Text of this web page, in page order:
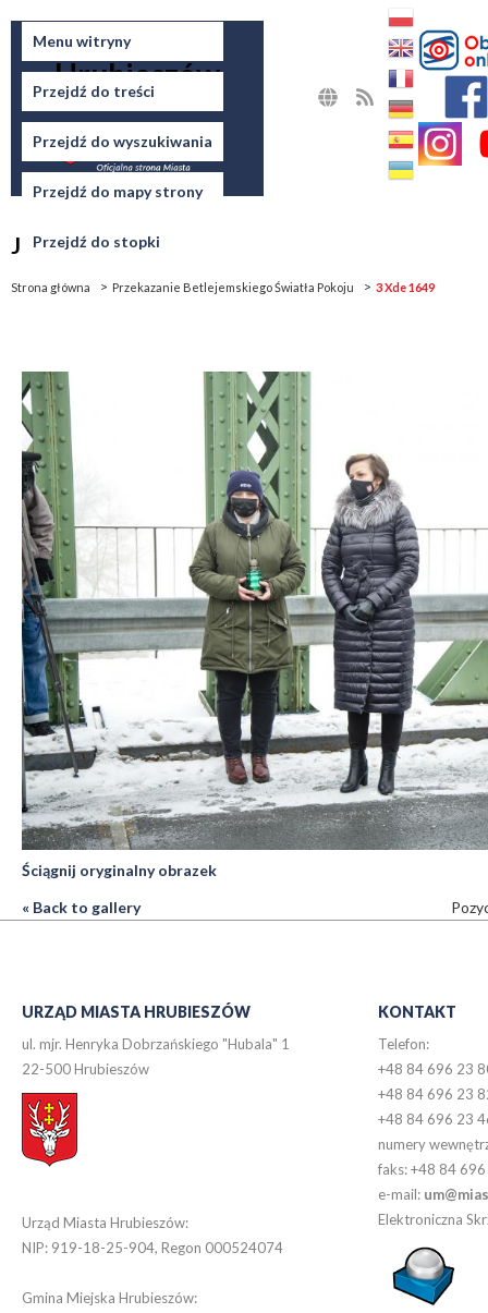
Menu witryny
Przejdź do treści
Przejdź do wyszukiwania
Przejdź do mapy strony
Przejdź do stopki
Miasto
Hrubieszów
Jesteś tutaj
Strona główna Przekazanie Betlejemskiego Światła Pokoju 3 Xde 1649
Ściągnij oryginalny obrazek
« Back to gallery
URZĄD MIASTA HRUBIESZÓW
ul. mjr. Henryka Dobrzańskiego "Hubala" 1
22-500 Hrubieszów
Urząd Miasta Hrubieszów:
NIP: 919-18-25-904, Regon 000524074
Gmina Miejska Hrubieszów:
KONTAKT
Telefon:
+48 84 696 23
+48 84 696 23
+48 84 696 23
numery
faks: +48 84
e-mail:
Elektroniczna